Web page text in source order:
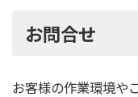
お問合せ
お客様の作業環境や